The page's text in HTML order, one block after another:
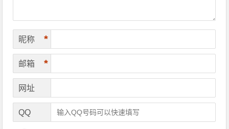
昵称 *
邮箱 *
网址
QQ